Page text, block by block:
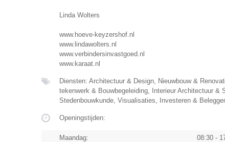
Linda Wolters
www.hoeve-keyzershof.nl
www.lindawolters.nl
www.verbindersinvastgoed.nl
www.karaat.nl
Diensten: Architectuur & Design, Nieuwbouw &
tekenwerk & Bouwbegeleiding, Interieur Architectuur &
Stedenbouwkunde, Visualisaties, Investeren &
Openingstijden:
Maandag:
08:30 -